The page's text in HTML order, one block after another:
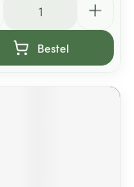
Bestel